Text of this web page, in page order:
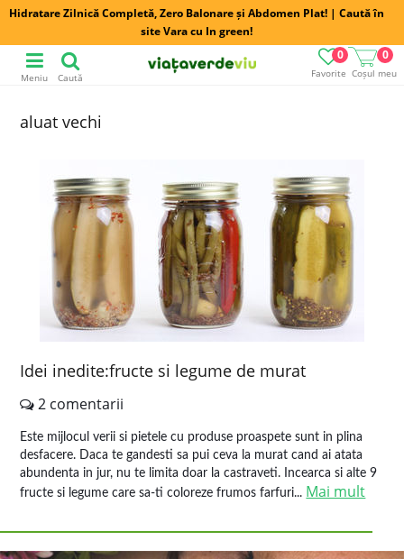
Hidratare Zilnică Completă, Zero Balonare și Abdomen Plat! | Caută în
site Vara cu In green!
Favorite
0
Coșul meu
0
Meniu Caută
aluat vechi
Idei inedite:fructe si legume de murat
2 comentarii
Este mijlocul verii si pietele cu produse proaspete sunt in plina
desfacere. Daca te gandesti sa pui ceva la murat cand ai atata
abundenta in jur, nu te limita doar la castraveti. Incearca si alte 9
fructe si legume care sa-ti coloreze frumos farfuri... Mai mult